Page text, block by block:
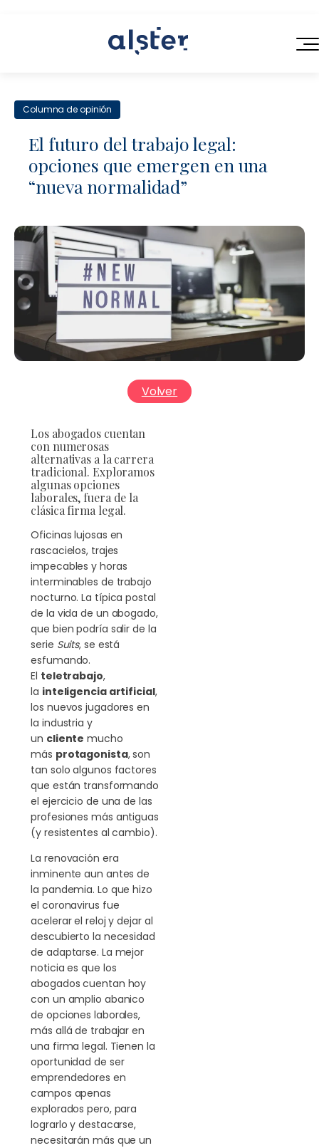
Servicios Legales de Próxima Generación
Consultoría en Operaciones Legales
Contratación Eficiente
Talento Legal Flexible
QUIÉNES SOMOS
BLOG
Columna de opinión
El futuro del trabajo legal:
opciones que emergen en una
“nueva normalidad”
Volver
Los abogados cuentan
con numerosas
alternativas a la carrera
tradicional. Exploramos
algunas opciones
laborales, fuera de la
clásica firma legal.
Oficinas lujosas en
rascacielos, trajes
impecables y horas
interminables de trabajo
nocturno. La típica postal
de la vida de un abogado,
que bien podría salir de la
serie Suits, se está
esfumando.
El teletrabajo,
la inteligencia artificial,
los nuevos jugadores en
la industria y
un cliente mucho
más protagonista, son
tan solo algunos factores
que están transformando
el ejercicio de una de las
profesiones más antiguas
(y resistentes al cambio).
La renovación era
inminente aun antes de
la pandemia. Lo que hizo
el coronavirus fue
acelerar el reloj y dejar al
descubierto la necesidad
de adaptarse. La mejor
noticia es que los
abogados cuentan hoy
con un amplio abanico
de opciones laborales,
más allá de trabajar en
una firma legal. Tienen la
oportunidad de ser
emprendedores en
campos apenas
explorados pero, para
lograrlo y destacarse,
necesitarán más que un